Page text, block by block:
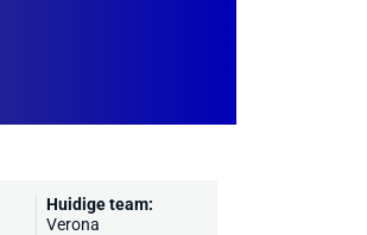
Huidige team:
Verona